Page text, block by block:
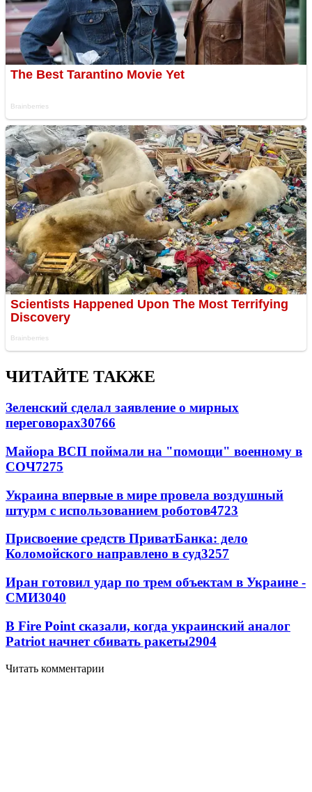
ЧИТАЙТЕ ТАКЖЕ
Зеленский сделал заявление о мирных
переговорах30766
Майора ВСП поймали на "помощи" военному в
СОЧ7275
Украина впервые в мире провела воздушный
штурм с использованием роботов4723
Присвоение средств ПриватБанка: дело
Коломойского направлено в суд3257
Иран готовил удар по трем объектам в Украине -
СМИ3040
В Fire Point сказали, когда украинский аналог
Patriot начнет сбивать ракеты2904
Читать комментарии